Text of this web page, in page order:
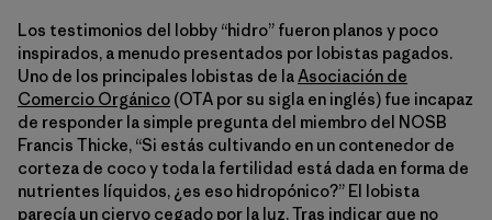
Los testimonios del lobby “hidro” fueron planos y poco
inspirados, a menudo presentados por lobistas pagados.
Uno de los principales lobistas de la Asociación de
Comercio Orgánico (OTA por su sigla en inglés) fue incapaz
de responder la simple pregunta del miembro del NOSB
Francis Thicke, “Si estás cultivando en un contenedor de
corteza de coco y toda la fertilidad está dada en forma de
nutrientes líquidos, ¿es eso hidropónico?” El lobista
parecía un ciervo cegado por la luz. Tras indicar que no